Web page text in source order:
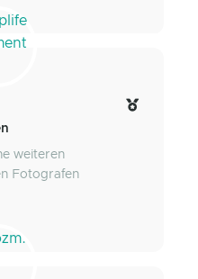
weiteren
Fotografen